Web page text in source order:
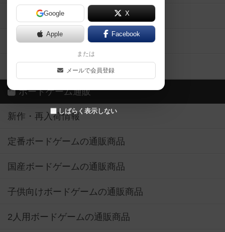
Google X
Apple Facebook
または
メールで会員登録
しばらく表示しない
ボドとも・会員一覧
ボードゲーム業界コラム
ボドゲーマご利用案内
ボードゲーム通販
新作・再入荷情報
定番ボードゲームの通販商品
国産ボードゲームの通販商品
子供向けボードゲームの通販商品
2人用ボードゲームの通販商品